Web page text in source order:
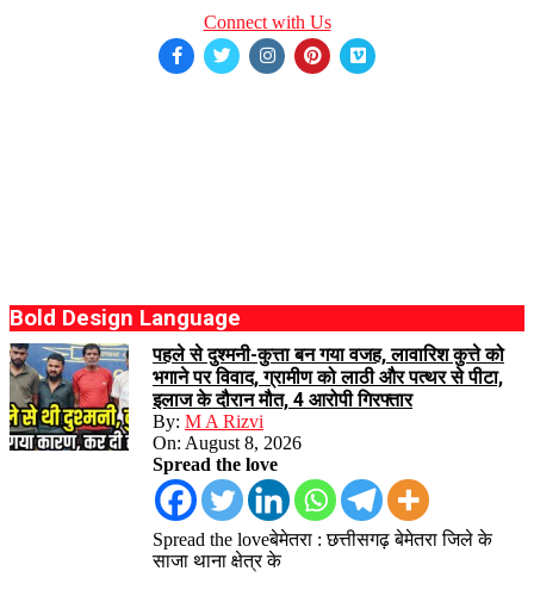
Connect with Us
Bold Design Language
पहले से दुश्मनी-कुत्ता बन गया वजह, लावारिश कुत्ते को
भगाने पर विवाद, ग्रामीण को लाठी और पत्थर से पीटा,
इलाज के दौरान मौत, 4 आरोपी गिरफ्तार
By: M A Rizvi
On: August 8, 2026
Spread the love
Spread the loveबेमेतरा : छत्तीसगढ़ बेमेतरा जिले के
साजा थाना क्षेत्र के